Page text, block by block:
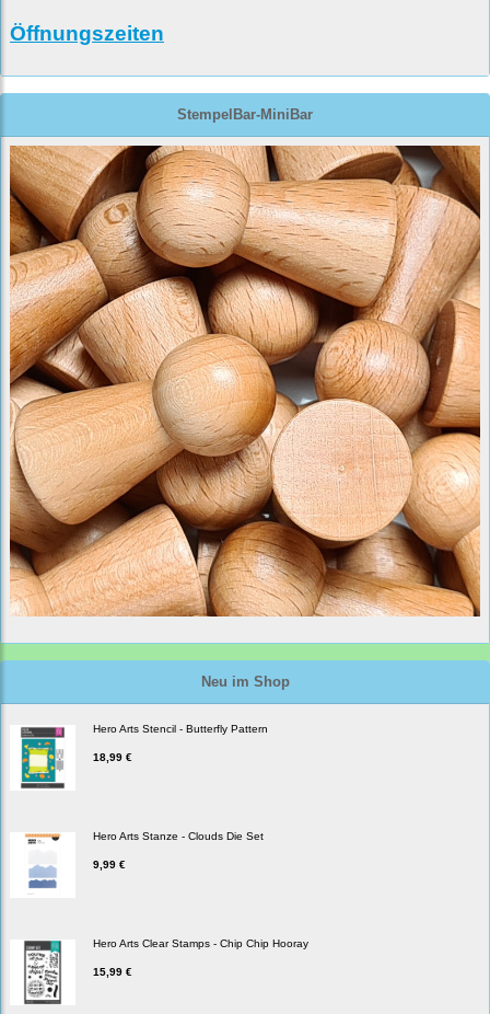
Öffnungszeiten
StempelBar-MiniBar
Neu im Shop
Hero Arts Stencil - Butterfly Pattern
18,99 €
Hero Arts Stanze - Clouds Die Set
9,99 €
Hero Arts Clear Stamps - Chip Chip Hooray
15,99 €